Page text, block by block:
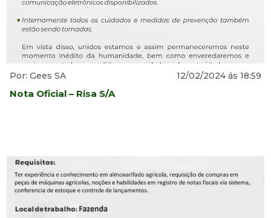
Por: Gees SA 12/02/2024 ás 18:59
Nota Oficial – Risa S/A